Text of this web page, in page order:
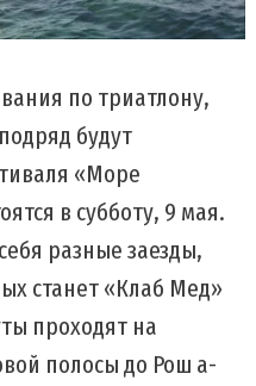
по триатлону,
будут
«Море
в субботу, 9 мая.
разные заезды,
станет «Клаб Мед»
проходят на
полосы до Рош а-